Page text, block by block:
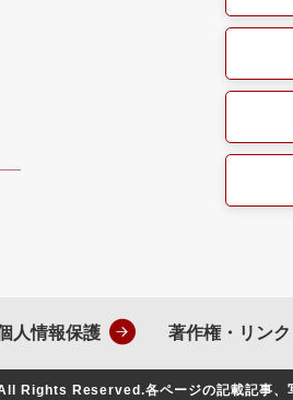
人情報保護 著作権・リン
Rights Reserved.各ページの記載記事、